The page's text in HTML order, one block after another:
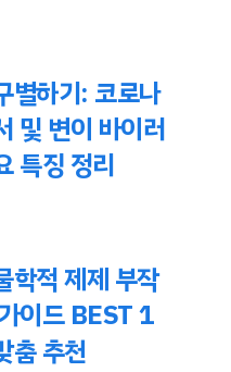
별하기: 코로나
및 변이 바이러
특징 정리
학적 제제 부작
이드 BEST 1
춤 추천